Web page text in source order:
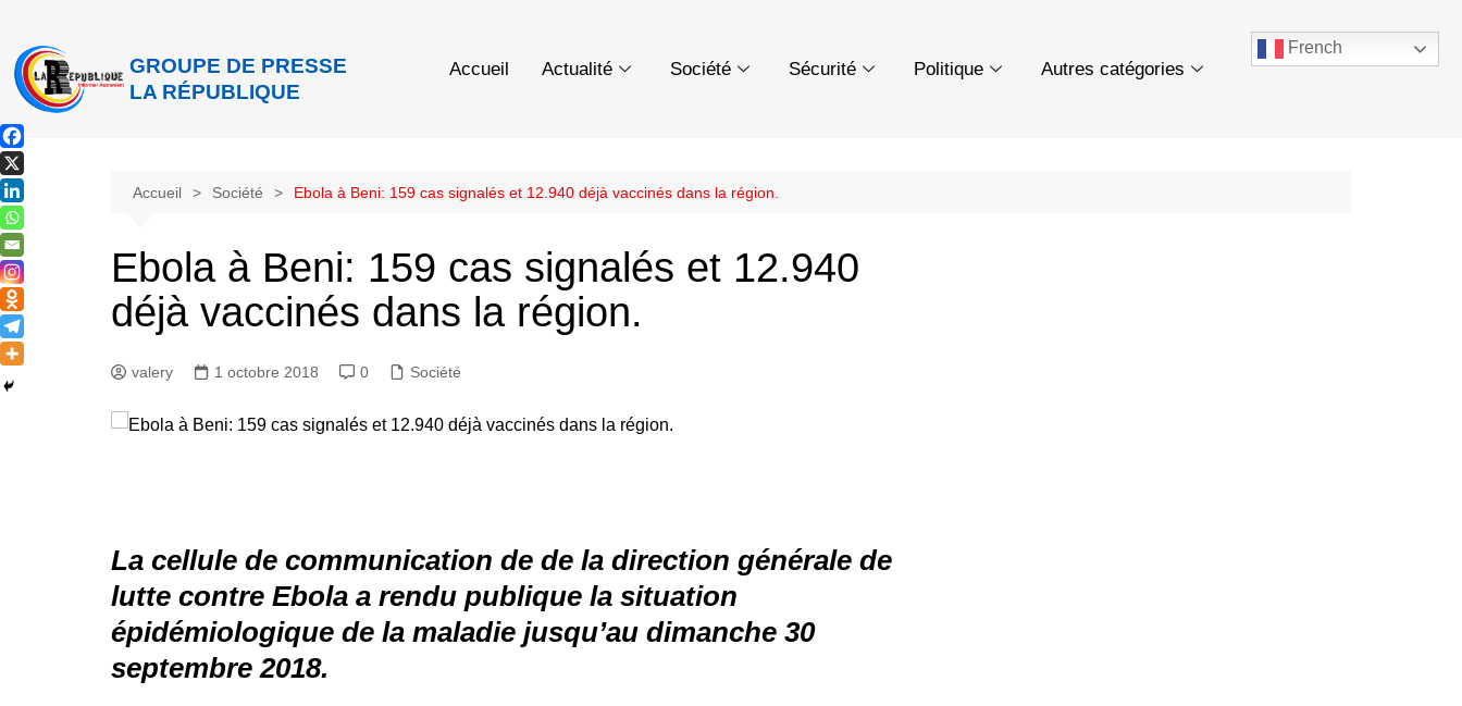
GROUPE DE PRESSE
LA RÉPUBLIQUE
Accueil Actualité Société Sécurité Politique Autres catégories
French
Accueil Société Ebola à Beni: 159 cas signalés et 12.940 déjà vaccinés dans la région.
Ebola à Beni: 159 cas signalés et 12.940
déjà vaccinés dans la région.
valery 1 octobre 2018 0 Société
La cellule de communication de de la direction générale de
lutte contre Ebola a rendu publique la situation
épidémiologique de la maladie jusqu’au dimanche 30
septembre 2018.